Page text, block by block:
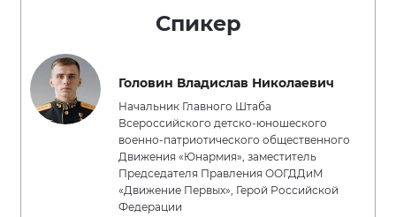
Спикер
Головин Владислав Николаевич
Начальник Главного Штаба
Всероссийского детско-юношеского
военно-патриотического общественного
Движения «Юнармия», заместитель
Председателя Правления ООГДДиМ
«Движение Первых», Герой Российской
Федерации